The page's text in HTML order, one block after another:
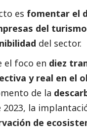
es fomentar el
del
del sector.
el foco en diez
y real en el
de la
2023, la
de